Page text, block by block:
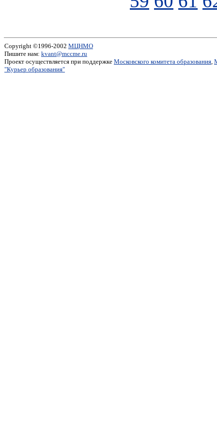
Copyright ©1996-2002 МЦНМО
Пишите нам: kvant@mccme.ru
Проект осуществляется при поддержке Московского комитета образования,
"Курьер образования"